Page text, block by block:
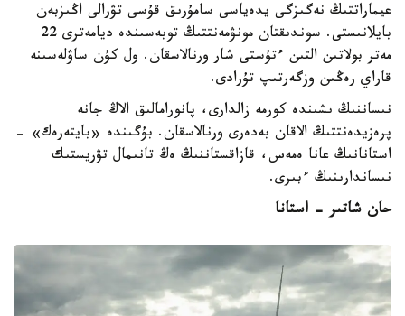
عيماراتتىڭ نەگىزگى يدەياسى سامۇرىق قۇسى تۋرالى اڭىزبەن
بايلانىستى. سوندىقتان مونۋمەنتتىڭ توبەسىندە ديامەترى 22
مەتر بولاتىن التىن ءتۇستى شار ورنالاسقان. ول كۇن ساۋلەسىنە
قاراي رەڭىن وزگەرتىپ تۇرادى.
نىساننىڭ ىشىندە كورمە زالدارى، پانورامالىق الاڭ جانە
پرەزيدەنتتىڭ الاقان بەدەرى ورنالاسقان. بۇگىندە «بايتەرەك» -
استانانىڭ عانا ەمەس، قازاقستاننىڭ ەڭ تانىمال تۋريستىك
نىساندارىنىڭ ءبىرى.
حان شاتىر - استانا